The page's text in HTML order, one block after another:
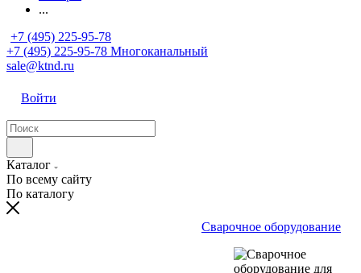
...
+7 (495) 225-95-78
+7 (495) 225-95-78 Многоканальный
sale@ktnd.ru
Войти
Каталог
По всему сайту
По каталогу
Сварочное оборудование